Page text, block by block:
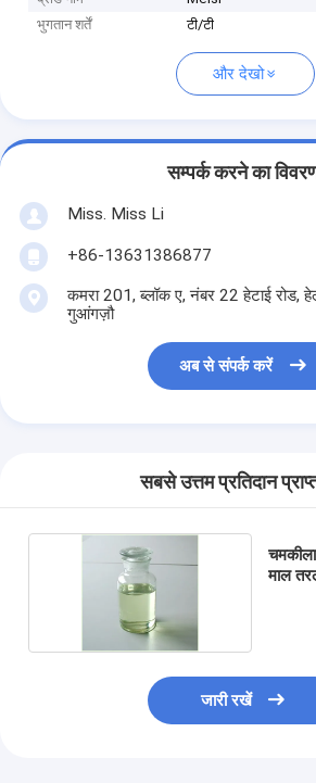
भुगतान शर्तें
टी/टी
और देखो
सम्पर्क करने का
Miss. Miss Li
+86-13631386877
कमरा 201, ब्लॉक ए, नंबर 22 हेटाई रोड,
गुआंगज़ौ
अब से संपर्क करें
सबसे उत्तम प्रतिदान
माल
जारी रखें